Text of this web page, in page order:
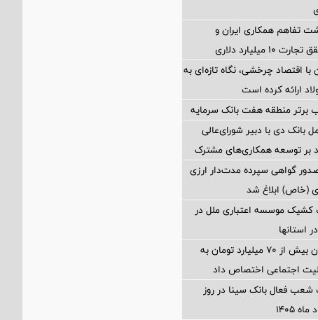
تفاهم همکاری ایران و
میلیارد دلاری
با اقتصاد چرخشی، نگاه تازه‌ای به
ارائه کرده است
برتر منطقه هفت بانک سرمایه
بانک دی با دبیر شورای‌عالی
بر توسعه همکاری‌های مشترک
گواهی سپرده مدت‌دار ارزی
(خاص) ابلاغ شد
موسسه اعتباری ملل در
بانک مهر ایران بیش از ۷۰ میلیارد تومان به
اجتماعی اختصاص داد
شعب فعال بانک سینا در روز